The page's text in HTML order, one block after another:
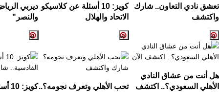
تعشق نادي التعاون.. شارك
واكتشف
كويز: 10 أسئلة عن كلاسيكو
الاتحاد والهلال
ديربي
والنصر"
هل أنت من عشاق النادي
الأهلي السعودي؟.. اكتشف
تحب الأهلي وتعرف نجومه؟..